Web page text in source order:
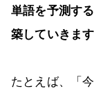
単語を予測す
築していきます
たとえば、「